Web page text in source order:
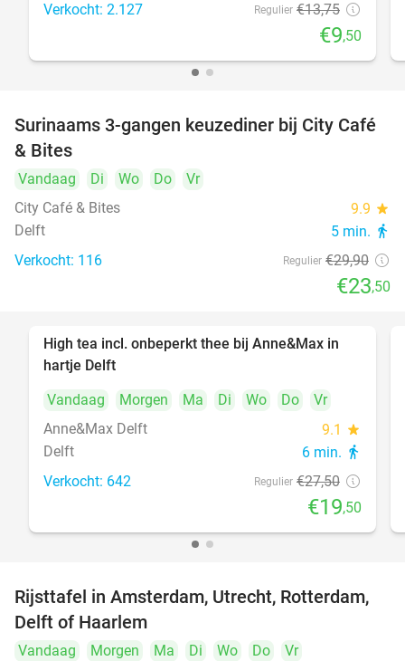
Verkocht: 2.127 Regulier €13,75
€9,50
21%
Surinaams 3-gangen keuzediner bij City Café
& Bites
Vandaag Di Wo Do
Vr
City Café & Bites
9.9 star
Delft 5 min. directions_walk
Verkocht: 116 Regulier €29,90
€23,50
29%
High tea incl. onbeperkt thee bij Anne&Max in
hartje Delft
Vandaag
Morgen Ma Di Wo Do
Vr
Anne&Max Delft
9.1 star
Delft 6 min. directions_walk
Verkocht: 642 Regulier €27,50
€19,50
19%
Rijsttafel in Amsterdam, Utrecht, Rotterdam,
Delft of Haarlem
Vandaag Morgen Ma Di Wo Do Vr